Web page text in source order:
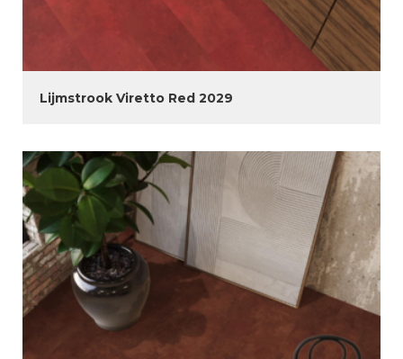
Lijmstrook Viretto Red 2029